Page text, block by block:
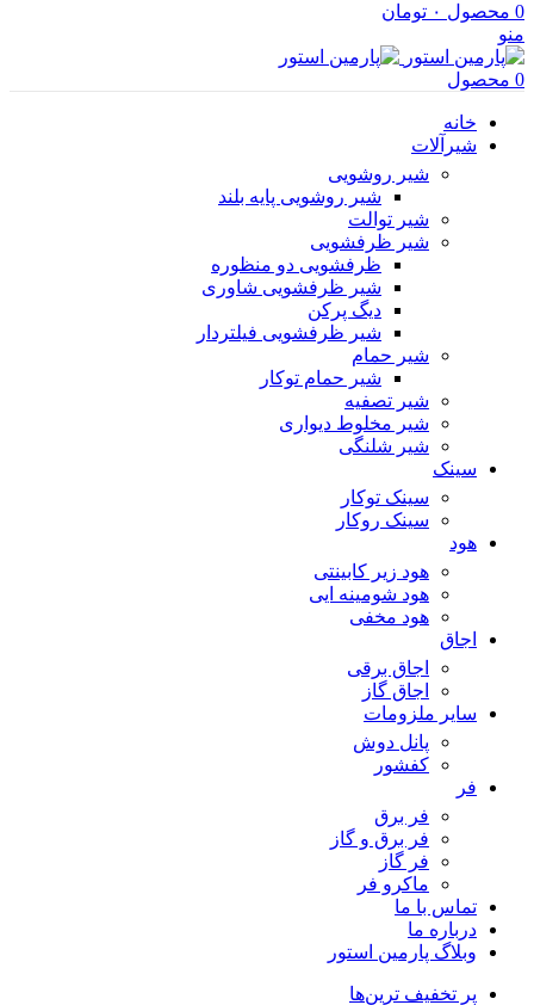
0 محصول ۰ تومان
منو
0 محصول
خانه
شیرآلات
شیر روشویی
شیر روشویی پایه بلند
شیر توالت
شیر ظرفشویی
ظرفشویی دو منظوره
شیر ظرفشویی شاوری
دیگ پرکن
شیر ظرفشویی فیلتردار
شیر حمام
شیر حمام توکار
شیر تصفیه
شیر مخلوط دیواری
شیر شلنگی
سینک
سینک توکار
سینک روکار
هود
هود زیر كابینتی
هود شومینه ایی
هود مخفى
اجاق
اجاق برقى
اجاق گاز
سایر ملزومات
پانل دوش
کفشور
فر
فر برق
فر برق و گاز
فر گاز
ماكرو فر
تماس با ما
درباره ما
وبلاگ پارمین استور
پر تخفیف ترین‌ها